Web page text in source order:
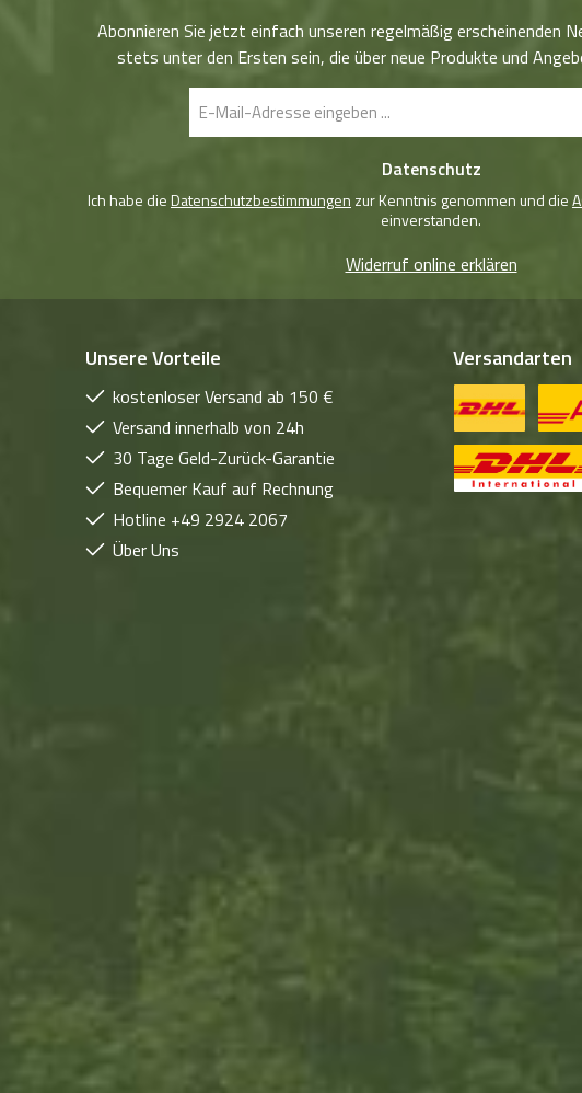
Abonnieren Sie jetzt einfach unseren regelmäßig erscheinenden
stets unter den Ersten sein, die über neue Produkte und
Mail-
Datenschutz
Ich habe dieDatenschutzbestimmungen zur Kenntnis genommen und die
einverstanden.
Widerruf online erklären
Unsere Vorteile
kostenloser Versand ab 150 €
Versand innerhalb von 24h
30 Tage Geld-Zurück-Garantie
Bequemer Kauf auf Rechnung
Hotline +49 2924 2067
Über Uns
Versandarten
DHL